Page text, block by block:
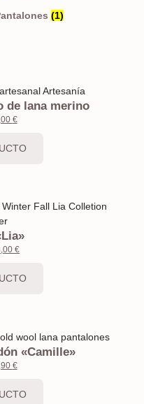
(1)
de lana merino
€
€
«Camille»
€